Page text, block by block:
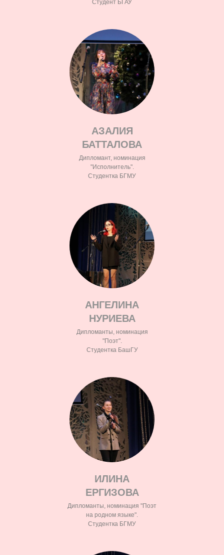
Студент БГАУ
АЗАЛИЯ
БАТТАЛОВА
Дипломант, номинация
"Исполнитель".
Студентка БГМУ
АНГЕЛИНА
НУРИЕВА
Дипломанты, номинация
"Поэт".
Студентка БашГУ
ИЛИНА
ЕРГИЗОВА
Дипломанты, номинация "Поэт
на родном языке".
Студентка БГМУ